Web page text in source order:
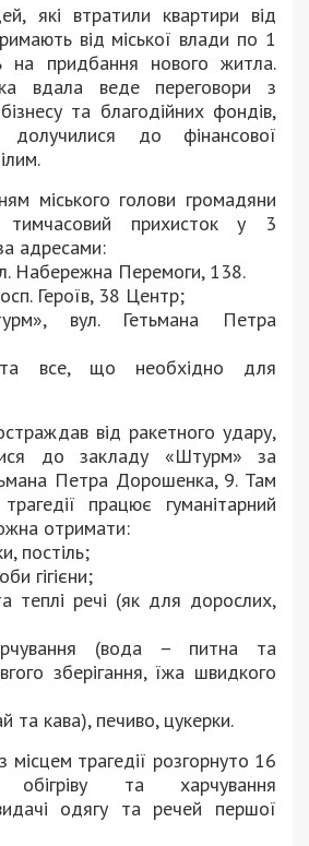
які втратили квартири від
від міської влади по 1
на придбання нового житла.
вдала веде переговори з
та благодійних фондів,
до фінансової
міського голови громадяни
тимчасовий прихисток у 3
адресами:
Набережна Перемоги, 138.
Героїв, 38 Центр;
вул. Гетьмана Петра
все, що необхідно для
від ракетного удару,
до закладу «Штурм» за
Петра Дорошенка, 9. Там
працює гуманітарний
отримати:
постіль;
гігієни;
теплі речі (як для дорослих,
(вода – питна та
зберігання, їжа швидкого
та кава), печиво, цукерки.
місцем трагедії розгорнуто 16
та харчування
одягу та речей першої